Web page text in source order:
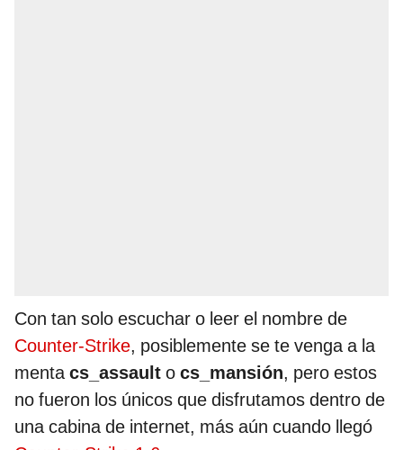
Con tan solo escuchar o leer el nombre de
Counter-Strike, posiblemente se te venga a la
mentacs_assault o cs_mansión, pero estos
no fueron los únicos que disfrutamos dentro de
una cabina de internet, más aún cuando llegó